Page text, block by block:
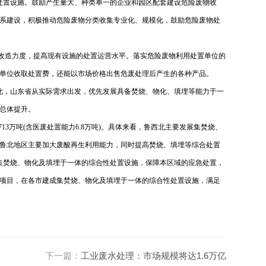
设施。鼓励产生量大、种类单一的企业和园区配套建设危险废物收
建设，积极推动危险废物分类收集专业化、规模化，鼓励危险废物处
力度，提高现有设施的处置运营水平。落实危险废物利用处置单位的
收取处置费，还能以市场价格出售危废处理后产生的各种产品。
，山东省从实际需求出发，优先发展具备焚烧、物化、填埋等能力于一
体提升。
万吨(含医废处置能力6.8万吨)。具体来看，鲁西北主要发展集焚烧、
北地区主要加大废酸再生利用能力，同时提高焚烧、填埋等综合处置
烧、物化及填埋于一体的综合性处置设施，保障本区域的应急处置，
目，在各市建成集焚烧、物化及填埋于一体的综合性处置设施，满足
下一篇： 工业废水处理：市场规模将达1.6万亿